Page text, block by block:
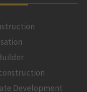
Development